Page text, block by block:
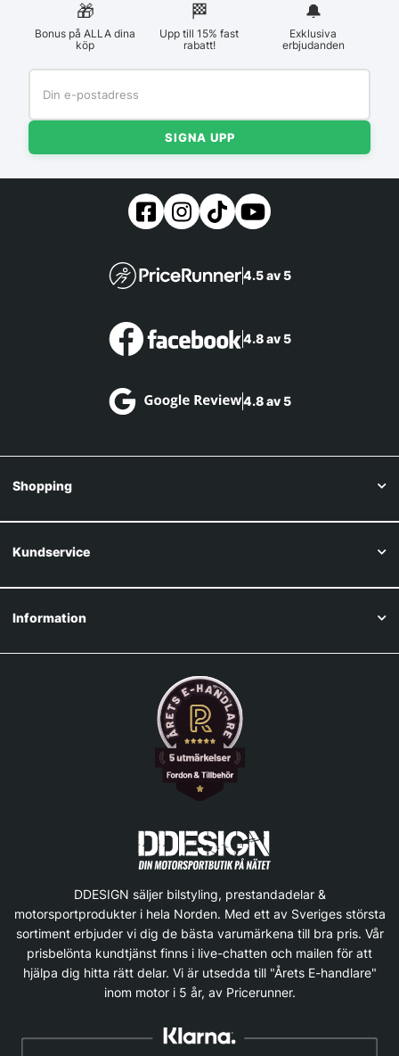
🎁
Bonus på ALLA dina
köp
🏁︎
Upp till 15% fast
rabatt!
🔔
Exklusiva
erbjudanden
SIGNA UPP
4.5 av 5
4.8 av 5
4.8 av 5
Shopping
Kundservice
Information
DDESIGN säljer bilstyling, prestandadelar &
motorsportprodukter i hela Norden. Med ett av Sveriges största
sortiment erbjuder vi dig de bästa varumärkena till bra pris. Vår
prisbelönta kundtjänst finns i live-chatten och mailen för att
hjälpa dig hitta rätt delar. Vi är utsedda till "Årets E-handlare"
inom motor i 5 år, av Pricerunner.